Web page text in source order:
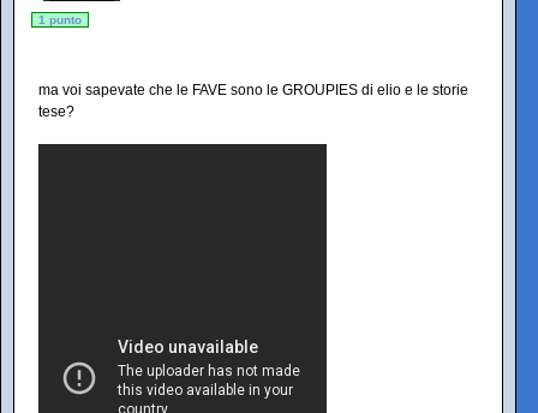
1 punto
ma voi sapevate che le FAVE sono le GROUPIES di elio e le storie
tese?